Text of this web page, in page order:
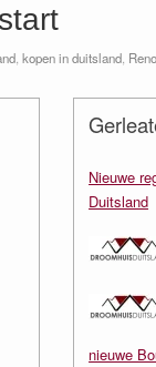
, kopen in duitsland,
Nieuwe
Duitsland
nieuwe